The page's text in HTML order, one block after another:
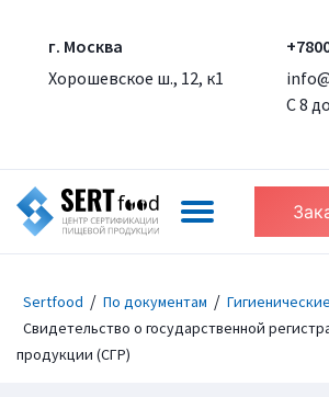
г. Москва
Хорошевское ш., 12, к1
С 8
Sertfood / По документам /
Свидетельство о государственной
продукции (СГР)